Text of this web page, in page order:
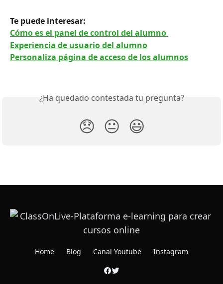
Te puede interesar:
Cómo es el panel de control del alumno
Experiencia de usuario del alumno
Personaliza página de acceso de los alumnos
¿Ha quedado contestada tu pregunta?
😞 😐 😃
Home Blog Canal Youtube Instagram